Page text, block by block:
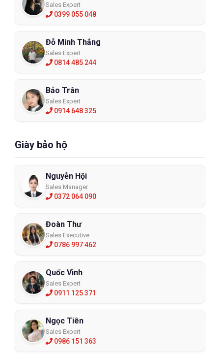
Sales Expert
0399 055 048
Đỗ Minh Thắng
Sales Expert
0814 485 244
Bảo Trân
Sales Expert
0914 648 325
Giày bảo hộ
Nguyễn Hội
Sales Manager
0372 064 090
Đoàn Thư
Sales Executive
0786 997 462
Quốc Vinh
Sales Expert
0911 125 371
Ngọc Tiên
Sales Expert
0986 151 363